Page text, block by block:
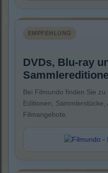
EMPFEHLUNG
DVDs, Blu-ray
Bei Filmundo finden Sie
Editionen,
Filmangebote.